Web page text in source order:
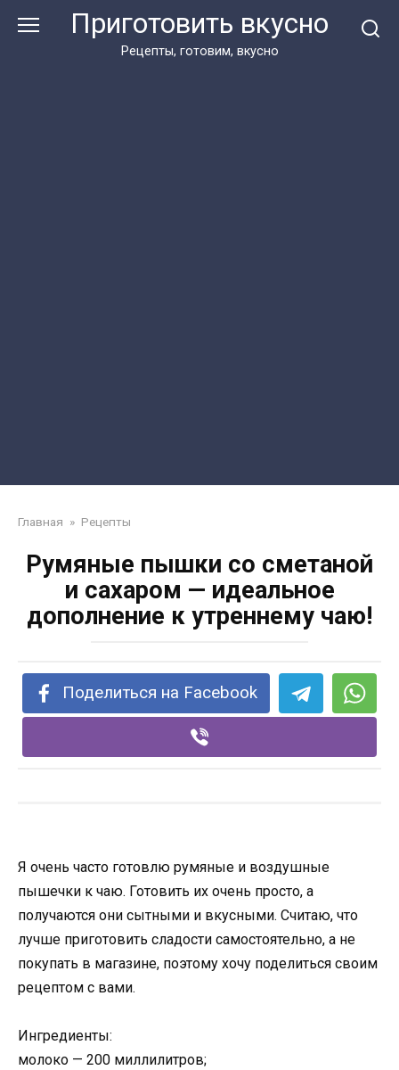
Приготовить вкусно
Рецепты, готовим, вкусно
Главная » Рецепты
Румяные пышки со сметаной
и сахаром — идеальное
дополнение к утреннему чаю!
Поделиться на Facebook
Я очень часто готовлю румяные и воздушные
пышечки к чаю. Готовить их очень просто, а
получаются они сытными и вкусными. Считаю, что
лучше приготовить сладости самостоятельно, а не
покупать в магазине, поэтому хочу поделиться своим
рецептом с вами.
Ингредиенты:
молоко — 200 миллилитров;